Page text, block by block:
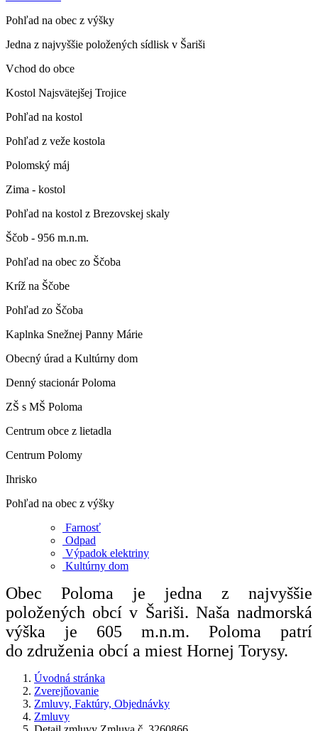
Pohľad na obec z výšky
Jedna z najvyššie položených sídlisk v Šariši
Vchod do obce
Kostol Najsvätejšej Trojice
Pohľad na kostol
Pohľad z veže kostola
Polomský máj
Zima - kostol
Pohľad na kostol z Brezovskej skaly
Ščob - 956 m.n.m.
Pohľad na obec zo Ščoba
Kríž na Ščobe
Pohľad zo Ščoba
Kaplnka Snežnej Panny Márie
Obecný úrad a Kultúrny dom
Denný stacionár Poloma
ZŠ s MŠ Poloma
Centrum obce z lietadla
Centrum Polomy
Ihrisko
Pohľad na obec z výšky
Farnosť
Odpad
Výpadok elektriny
Kultúrny dom
Obec Poloma je jedna z najvyššie
položených obcí v Šariši. Naša nadmorská
výška je 605 m.n.m. Poloma patrí
do združenia obcí a miest Hornej Torysy.
Úvodná stránka
Zverejňovanie
Zmluvy, Faktúry, Objednávky
Zmluvy